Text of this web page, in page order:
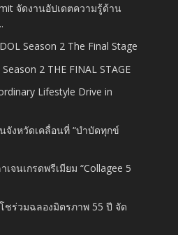
จัดงานอัปเดตความรู้ด้าน
Season 2 The Final Stage
2 THE FINAL STAGE
Lifestyle Drive in
จังหวัดเคลื่อนที่ “บำบัดทุกข์
จนเกรดพรีเมียม “Collagee 5
ชร่วมฉลองมิตรภาพ 55 ปี จัด